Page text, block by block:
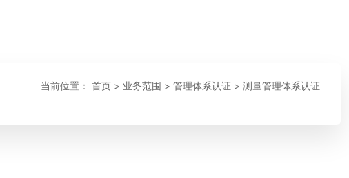
当前位置： 首页 > 业务范围 > 管理体系认证 > 测量管理体系认证